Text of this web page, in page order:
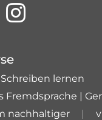
lernen
Fremdsprache |
nachhaltiger